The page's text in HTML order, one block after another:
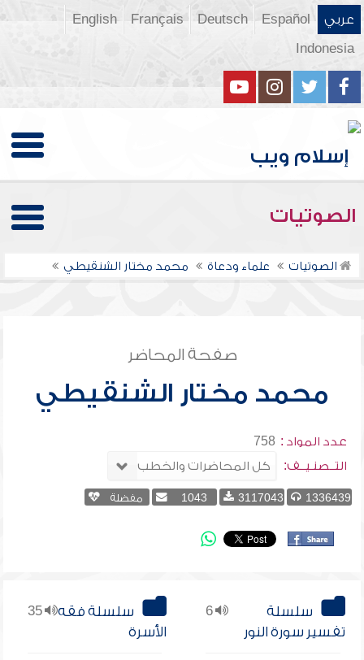
عربي Español
Deutsch
Français
English
Indonesia
الصوتيات
الصوتيات علماء ودعاة محمد مختار الشنقيطي
صفحة المحاضر
محمد مختار الشنقيطي
عدد المواد : 758
التــصنـيــف:
1336439
3117043
1043 مفضلة
6
سلسلة
تفسير سورة النور
35
سلسلة فقه
الأسرة